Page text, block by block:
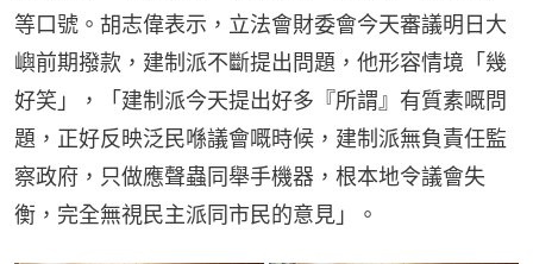
等口號。胡志偉表示，立法會財委會今天審議明日大
嶼前期撥款，建制派不斷提出問題，他形容情境「幾
好笑」，「建制派今天提出好多『所謂』有質素嘅問
題，正好反映泛民喺議會嘅時候，建制派無負責任監
察政府，只做應聲蟲同舉手機器，根本地令議會失
衡，完全無視民主派同市民的意見」。